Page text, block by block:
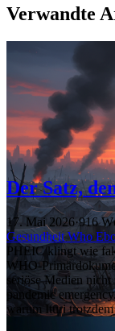
Verwandte
Der Satz,
17. Mai 2026·916
GesundheitWho
PHEIC klingt wie
WHO-
seriöse Medien
pandemic
warum Ituri